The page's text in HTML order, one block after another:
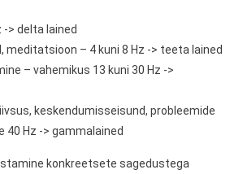
-> delta lained
meditatsioon – 4 kuni 8 Hz -> teeta lained
– vahemikus 13 kuni 30 Hz ->
keskendumisseisund, probleemide
40 Hz -> gammalained
konkreetsete sagedustega